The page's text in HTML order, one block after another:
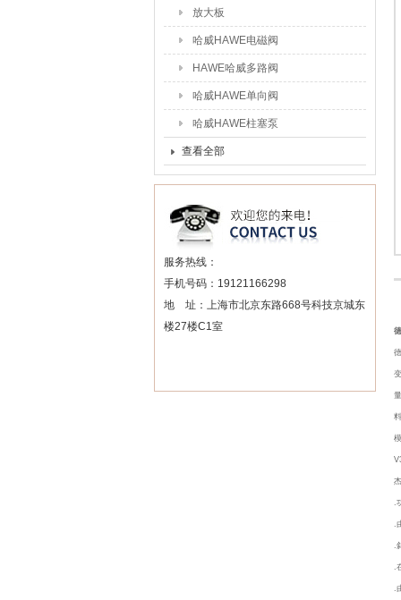
放大板
哈威HAWE电磁阀
HAWE哈威多路阀
哈威HAWE单向阀
哈威HAWE柱塞泵
查看全部
服务热线：
手机号码：19121166298
地 址：上海市北京东路668号科技京城东
楼27楼C1室
.
.
.
.
.